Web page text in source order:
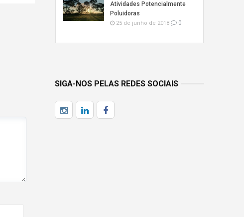
Atividades Potencialmente
Poluidoras
25 de junho de 2018 0
SIGA-NOS PELAS REDES SOCIAIS